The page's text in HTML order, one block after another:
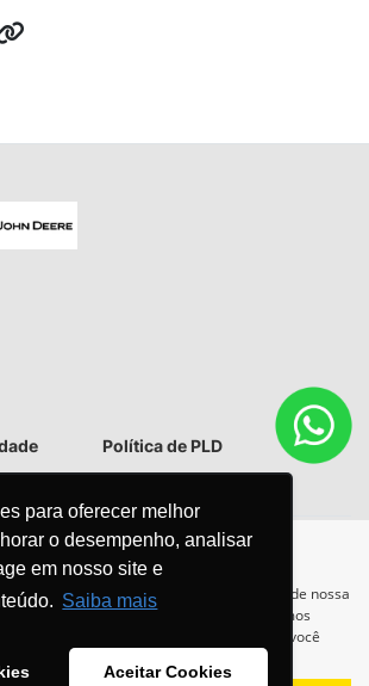
para oferecer melhor
o desempenho, analisar
em nosso site e
Saiba mais
Aceitar Cookies
Política de PLD
o outro
durante a navegação, fazemos uso de nossa
proteger seus dados pessoais respeitamos
. Ao seguir com a navegação e visita você